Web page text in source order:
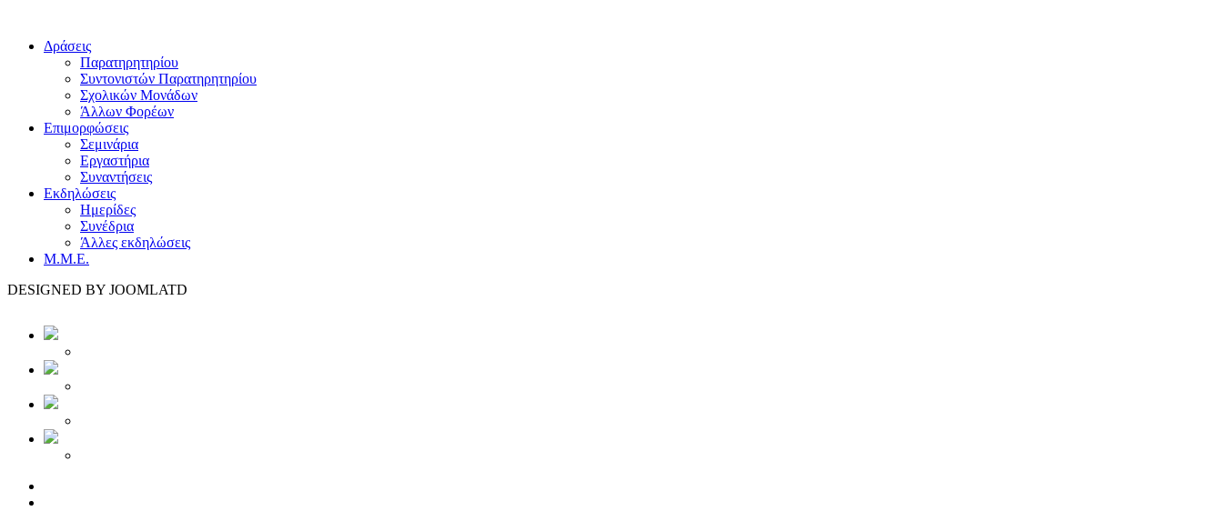
Δράσεις
Παρατηρητηρίου
Συντονιστών Παρατηρητηρίου
Σχολικών Μονάδων
Άλλων Φορέων
Επιμορφώσεις
Σεμινάρια
Εργαστήρια
Συναντήσεις
Εκδηλώσεις
Ημερίδες
Συνέδρια
Άλλες εκδηλώσεις
Μ.Μ.Ε.
DESIGNED BY JOOMLATD